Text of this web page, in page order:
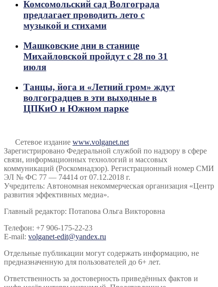
Комсомольский сад Волгограда
предлагает проводить лето с
музыкой и стихами
Машковские дни в станице
Михайловской пройдут с 28 по 31
июля
Танцы, йога и «Летний гром» ждут
волгоградцев в эти выходные в
ЦПКиО и Южном парке
Сетевое издание www.volganet.net
Зарегистрировано Федеральной службой по надзору в сфере
связи, информационных технологий и массовых
коммуникаций (Роскомнадзор). Регистрационный номер СМИ
ЭЛ № ФС 77 — 74414 от 07.12.2018 г.
Учредитель: Автономная некоммерческая организация «Центр
развития эффективных медиа».
Главный редактор: Потапова Ольга Викторовна
Телефон: +7 906-175-22-23
E-mail: volganet-edit@yandex.ru
Отдельные публикации могут содержать информацию, не
предназначенную для пользователей до 6+ лет.
Ответственность за достоверность приведённых фактов и